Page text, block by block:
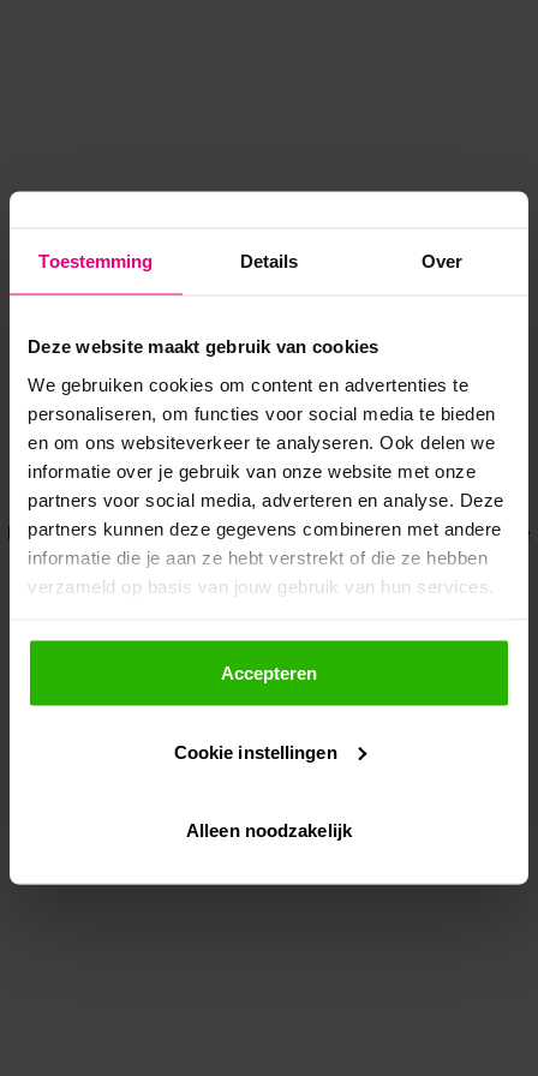
Toestemming Details Over
Deze website maakt gebruik van cookies
We gebruiken cookies om content en advertenties te
personaliseren, om functies voor social media te bieden
en om ons websiteverkeer te analyseren. Ook delen we
informatie over je gebruik van onze website met onze
partners voor social media, adverteren en analyse. Deze
partners kunnen deze gegevens combineren met andere
informatie die je aan ze hebt verstrekt of die ze hebben
verzameld op basis van jouw gebruik van hun services.
Als je op "Accepteer" klikt, dan geef je Voordeeluitjes.nl
toestemming om cookies voor social media en
gepersonaliseerde advertenties te plaatsen.
Lees hier meer over in onsprivacybeleid
Via "Cookie instellingen" kun je ook zelf instellen welke
Accepteren
Cookie instellingen
Alleen noodzakelijk
Application error: a client-side exception has occurred while
loadingwww.voordeeluitjes.nl (see the browser console for more
information).